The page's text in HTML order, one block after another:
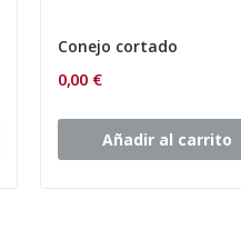
Conejo cortado
0,00 €
Añadir al carrito